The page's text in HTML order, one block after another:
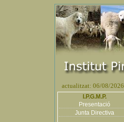
actualitzat: 06/08/2026
I.P.G.M.P.
Presentació
Junta Directiva